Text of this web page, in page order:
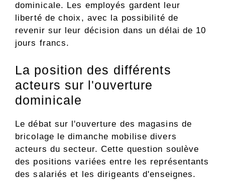
dominicale. Les employés gardent leur
liberté de choix, avec la possibilité de
revenir sur leur décision dans un délai de 10
jours francs.
La position des différents
acteurs sur l'ouverture
dominicale
Le débat sur l'ouverture des magasins de
bricolage le dimanche mobilise divers
acteurs du secteur. Cette question soulève
des positions variées entre les représentants
des salariés et les dirigeants d'enseignes.